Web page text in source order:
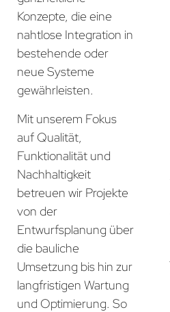
Konzepte, die eine
nahtlose Integration in
bestehende oder
neue Systeme
gewährleisten.
Mit unserem Fokus
auf Qualität,
Funktionalität und
Nachhaltigkeit
betreuen wir Projekte
von der
Entwurfsplanung über
die bauliche
Umsetzung bis hin zur
langfristigen Wartung
und Optimierung. So